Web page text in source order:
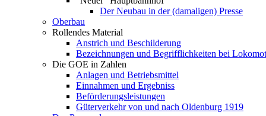
Der Neubau in der (damaligen) Presse
Oberbau
Rollendes Material
Anstrich und Beschilderung
Bezeichnungen und Begrifflichkeiten bei
Die GOE in Zahlen
Anlagen und Betriebsmittel
Einnahmen und Ergebniss
Beförderungsleistungen
Güterverkehr von und nach Oldenburg 1919